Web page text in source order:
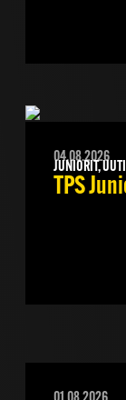
04.08.2026
JUNIORIT,
TPS